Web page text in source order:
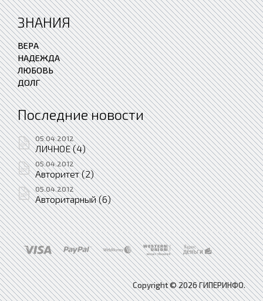
ЗНАНИЯ
ВЕРА
НАДЕЖДА
ЛЮБОВЬ
ДОЛГ
Последние новости
05.04.2012
ЛИЧНОЕ (4)
05.04.2012
Авторитет (2)
05.04.2012
Авторитарный (6)
Copyright © 2026 ГИПЕРИНФО.